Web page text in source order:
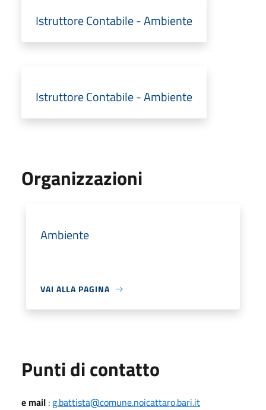
Istruttore Contabile - Ambiente
Istruttore Contabile - Ambiente
Organizzazioni
Ambiente
VAI ALLA PAGINA
Punti di contatto
e mail : g.battista@comune.noicattaro.bari.it